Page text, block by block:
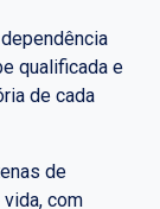
qualificada e
de cada
de
com